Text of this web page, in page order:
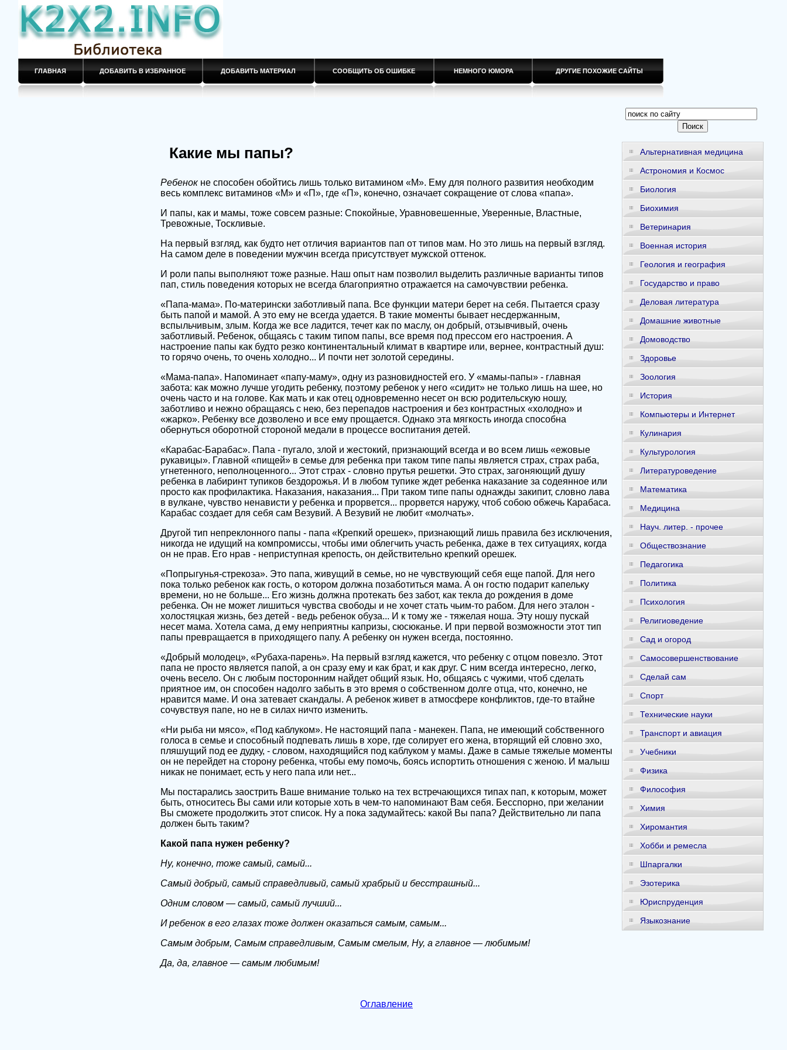
ГЛАВНАЯ ДОБАВИТЬ В ИЗБРАННОЕ ДОБАВИТЬ МАТЕРИАЛ СООБЩИТЬ ОБ ОШИБКЕ НЕМНОГО ЮМОРА ДРУГИЕ ПОХОЖИЕ САЙТЫ
Какие мы папы?
Ребенокне способен обойтись лишь только витамином «М». Ему для полного развития необходим
весь комплекс витаминов «М» и «П», где «П», конечно, означает сокращение от слова «папа».
И папы, как и мамы, тоже совсем разные: Спокойные, Уравновешенные, Уверенные, Властные,
Тревожные, Тоскливые.
На первый взгляд, как будто нет отличия вариантов пап от типов мам. Но это лишь на первый взгляд.
На самом деле в поведении мужчин всегда присутствует мужской оттенок.
И роли папы выполняют тоже разные. Наш опыт нам позволил выделить различные варианты типов
пап, стиль поведения которых не всегда благоприятно отражается на самочувствии ребенка.
«Папа-мама». По-матерински заботливый папа. Все функции матери берет на себя. Пытается сразу
быть папой и мамой. А это ему не всегда удается. В такие моменты бывает несдержанным,
вспыльчивым, злым. Когда же все ладится, течет как по маслу, он добрый, отзывчивый, очень
заботливый. Ребенок, общаясь с таким типом папы, все время под прессом его настроения. А
настроение папы как будто резко континентальный климат в квартире или, вернее, контрастный душ:
то горячо очень, то очень холодно... И почти нет золотой середины.
«Мама-папа». Напоминает «папу-маму», одну из разновидностей его. У «мамы-папы» - главная
забота: как можно лучше угодить ребенку, поэтому ребенок у него «сидит» не только лишь на шее, но
очень часто и на голове. Как мать и как отец одновременно несет он всю родительскую ношу,
заботливо и нежно обращаясь с нею, без перепадов настроения и без контрастных «холодно» и
«жарко». Ребенку все дозволено и все ему прощается. Однако эта мягкость иногда способна
обернуться оборотной стороной медали в процессе воспитания детей.
«Карабас-Барабас». Папа - пугало, злой и жестокий, признающий всегда и во всем лишь «ежовые
рукавицы». Главной «пищей» в семье для ребенка при таком типе папы является страх, страх раба,
угнетенного, неполноценного... Этот страх - словно прутья решетки. Это страх, загоняющий душу
ребенка в лабиринт тупиков бездорожья. И в любом тупике ждет ребенка наказание за содеянное или
просто как профилактика. Наказания, наказания... При таком типе папы однажды закипит, словно лава
в вулкане, чувство ненависти у ребенка и прорвется... прорвется наружу, чтоб собою обжечь Карабаса.
Карабас создает для себя сам Везувий. А Везувий не любит «молчать».
Другой тип непреклонного папы - папа «Крепкий орешек», признающий лишь правила без исключения,
никогда не идущий на компромиссы, чтобы ими облегчить участь ребенка, даже в тех ситуациях, когда
он не прав. Его нрав - неприступная крепость, он действительно крепкий орешек.
«Попрыгунья-стрекоза». Это папа, живущий в семье, но не чувствующий себя еще папой. Для него
пока только ребенок как гость, о котором должна позаботиться мама. А он гостю подарит капельку
времени, но не больше... Его жизнь должна протекать без забот, как текла до рождения в доме
ребенка. Он не может лишиться чувства свободы и не хочет стать чьим-то рабом. Для него эталон -
холостяцкая жизнь, без детей - ведь ребенок обуза... И к тому же - тяжелая ноша. Эту ношу пускай
несет мама. Хотела сама, д ему неприятны капризы, сюсюканье. И при первой возможности этот тип
папы превращается в приходящего папу. А ребенку он нужен всегда, постоянно.
«Добрый молодец», «Рубаха-парень». На первый взгляд кажется, что ребенку с отцом повезло. Этот
папа не просто является папой, а он сразу ему и как брат, и как друг. С ним всегда интересно, легко,
очень весело. Он с любым посторонним найдет общий язык. Но, общаясь с чужими, чтоб сделать
приятное им, он способен надолго забыть в это время о собственном долге отца, что, конечно, не
нравится маме. И она затевает скандалы. А ребенок живет в атмосфере конфликтов, где-то втайне
сочувствуя папе, но не в силах ничто изменить.
«Ни рыба ни мясо», «Под каблуком». Не настоящий папа - манекен. Папа, не имеющий собственного
голоса в семье и способный подпевать лишь в хоре, где солирует его жена, вторящий ей словно эхо,
пляшущий под ее дудку, - словом, находящийся под каблуком у мамы. Даже в самые тяжелые моменты
он не перейдет на сторону ребенка, чтобы ему помочь, боясь испортить отношения с женою. И малыш
никак не понимает, есть у него папа или нет...
Мы постарались заострить Ваше внимание только на тех встречающихся типах пап, к которым, может
быть, относитесь Вы сами или которые хоть в чем-то напоминают Вам себя. Бесспорно, при желании
Вы сможете продолжить этот список. Ну а пока задумайтесь: какой Вы папа? Действительно ли папа
должен быть таким?
Какой папа нужен ребенку?
Ну, конечно, тоже самый, самый...
Самый добрый, самый справедливый, самый храбрый и бесстрашный...
Одним словом — самый, самый лучший...
Иребенок в его глазах тоже должен оказаться самым, самым...
Самым добрым, Самым справедливым, Самым смелым, Ну, а главное — любимым!
Да, да, главное — самым любимым!
Оглавление
Альтернативная медицина
Астрономия и Космос
Биология
Биохимия
Ветеринария
Военная история
Геология и география
Государство и право
Деловая литература
Домашние животные
Домоводство
Здоровье
Зоология
История
Компьютеры и Интернет
Кулинария
Культурология
Литературоведение
Математика
Медицина
Науч. литер. - прочее
Обществознание
Педагогика
Политика
Психология
Религиоведение
Сад и огород
Самосовершенствование
Сделай сам
Спорт
Технические науки
Транспорт и авиация
Учебники
Физика
Философия
Химия
Хиромантия
Хобби и ремесла
Шпаргалки
Эзотерика
Юриспруденция
Языкознание